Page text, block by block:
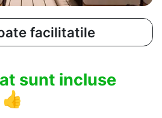
facilitatile
sunt incluse
👍